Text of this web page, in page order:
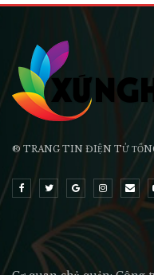
® TRANG TIN ĐIỆN TỬ